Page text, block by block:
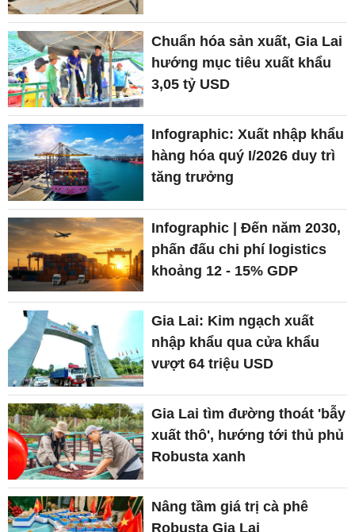
Chuẩn hóa sản xuất, Gia Lai
hướng mục tiêu xuất khẩu
3,05 tỷ USD
Infographic: Xuất nhập khẩu
hàng hóa quý I/2026 duy trì
tăng trưởng
Infographic | Đến năm 2030,
phấn đấu chi phí logistics
khoảng 12 - 15% GDP
Gia Lai: Kim ngạch xuất
nhập khẩu qua cửa khẩu
vượt 64 triệu USD
Gia Lai tìm đường thoát 'bẫy
xuất thô', hướng tới thủ phủ
Robusta xanh
Nâng tầm giá trị cà phê
Robusta Gia Lai